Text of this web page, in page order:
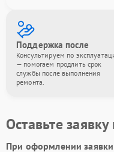
Поддержка после
Консультируем по
— помогаем продлить срок
службы после выполнения
ремонта.
Оставьте
При оформлении